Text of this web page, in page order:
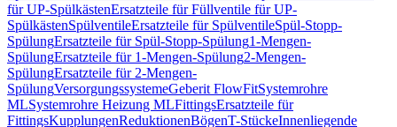
für UP-SpülkästenErsatzteile für Füllventile für UP-
SpülkästenSpülventileErsatzteile für SpülventileSpül-Stopp-
SpülungErsatzteile für Spül-Stopp-Spülung1-Mengen-
SpülungErsatzteile für 1-Mengen-Spülung2-Mengen-
SpülungErsatzteile für 2-Mengen-
SpülungVersorgungssystemeGeberit FlowFitSystemrohre
MLSystemrohre Heizung MLFittingsErsatzteile für
FittingsKupplungenReduktionenBögenT-StückeInnenliegende